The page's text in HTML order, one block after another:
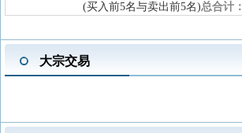
(买入前5名与卖出前5名)总合计：
大宗交易